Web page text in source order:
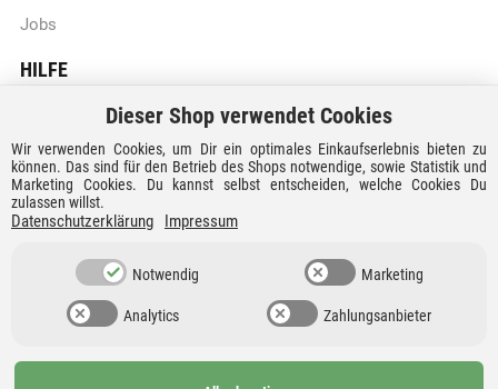
Jobs
HILFE
Batteriegesetzhinweise
Vertrag widerrufen
Versandkosten und Lieferzeiten
Zahlungsarten
Dieser Shop verwendet Cookies
Wir verwenden Cookies, um Dir ein optimales Einkaufserlebnis bieten zu
können. Das sind für den Betrieb des Shops notwendige, sowie Statistik und
Marketing Cookies. Du kannst selbst entscheiden, welche Cookies Du
zulassen willst.
Datenschutzerklärung Impressum
Notwendig Marketing
Analytics Zahlungsanbieter